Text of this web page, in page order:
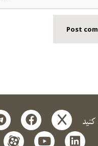
کنید x
linkedin
youtube